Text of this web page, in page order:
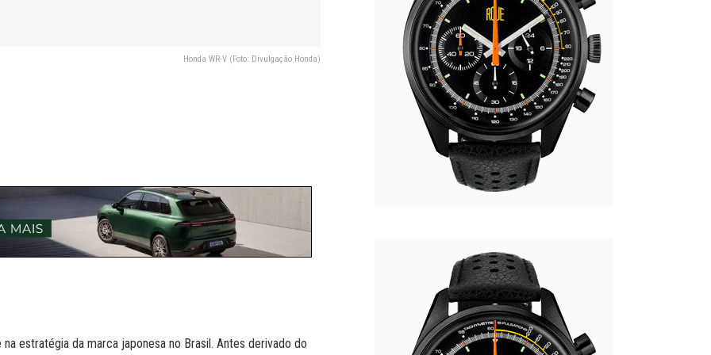
Honda WR-V (Foto: Divulgação Honda)
estratégia da marca japonesa no Brasil. Antes derivado do